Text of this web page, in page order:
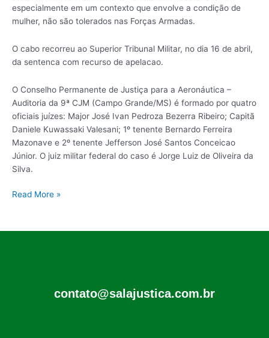
especialmente em um contexto que envolve a condição de
mulher, não são tolerados nas Forças Armadas.
O cabo recorreu ao Superior Tribunal Militar, no dia 16 de abril,
da sentenca com recurso de apelacao.
O Conselho Permanente de Justiça para a Aeronáutica –
Auditoria da 9ª CJM (Campo Grande/MS) é formado por quatro
oficiais juízes: Major José Ivan Pedroza Bezerra Ribeiro; Capitã
Daniele Kuwassaki Valesani; 1º tenente Bernardo Ferreira
Mazonave e 2º tenente Jefferson José Santos Conceicao
Júnior. O juiz militar federal do caso é Jorge Luiz de Oliveira da
Silva.
Read More »
contato@salajustica.com.br